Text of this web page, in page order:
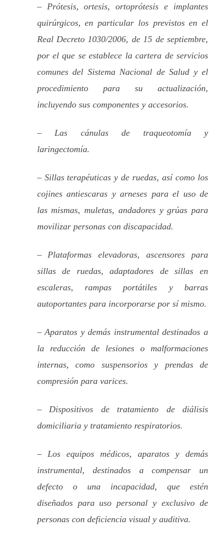
– Prótesis, ortesis, ortoprótesis e implantes
quirúrgicos, en particular los previstos en el
Real Decreto 1030/2006, de 15 de septiembre,
por el que se establece la cartera de servicios
comunes del Sistema Nacional de Salud y el
procedimiento para su actualización,
incluyendo sus componentes y accesorios.
– Las cánulas de traqueotomía y
laringectomía.
– Sillas terapéuticas y de ruedas, así como los
cojines antiescaras y arneses para el uso de
las mismas, muletas, andadores y grúas para
movilizar personas con discapacidad.
– Plataformas elevadoras, ascensores para
sillas de ruedas, adaptadores de sillas en
escaleras, rampas portátiles y barras
autoportantes para incorporarse por sí mismo.
– Aparatos y demás instrumental destinados a
la reducción de lesiones o malformaciones
internas, como suspensorios y prendas de
compresión para varices.
– Dispositivos de tratamiento de diálisis
domiciliaria y tratamiento respiratorios.
– Los equipos médicos, aparatos y demás
instrumental, destinados a compensar un
defecto o una incapacidad, que estén
diseñados para uso personal y exclusivo de
personas con deficiencia visual y auditiva.